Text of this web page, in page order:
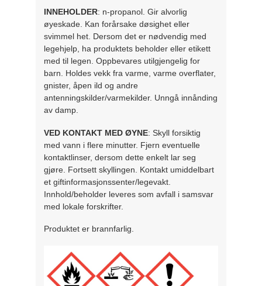
INNEHOLDER: n-propanol. Gir alvorlig
øyeskade. Kan forårsake døsighet eller
svimmel het. Dersom det er nødvendig med
legehjelp, ha produktets beholder eller etikett
med til legen. Oppbevares utilgjengelig for
barn. Holdes vekk fra varme, varme overflater,
gnister, åpen ild og andre
antenningskilder/varmekilder. Unngå innånding
av damp.
VED KONTAKT MED ØYNE: Skyll forsiktig
med vann i flere minutter. Fjern eventuelle
kontaktlinser, dersom dette enkelt lar seg
gjøre. Fortsett skyllingen. Kontakt umiddelbart
et giftinformasjonssenter/legevakt.
Innhold/beholder leveres som avfall i samsvar
med lokale forskrifter.
Produktet er brannfarlig.